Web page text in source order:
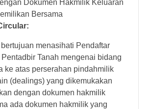
Dokumen Hakmilik Keluaran
Bersama
menasihati Pendaftar
Tanah mengenai bidang
ke atas perserahan pindahmilik
(dealings) yang dikemukakan
dengan dokumen hakmilik
ada dokumen hakmilik yang